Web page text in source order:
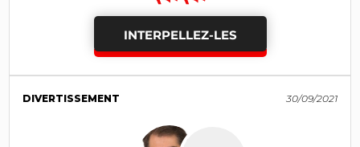
INTERPELLEZ-LES
DIVERTISSEMENT 30/09/2021